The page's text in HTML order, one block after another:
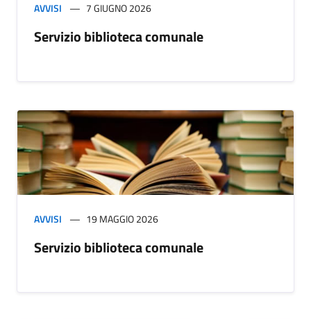
AVVISI 7 GIUGNO 2026
Servizio biblioteca comunale
AVVISI 19 MAGGIO 2026
Servizio biblioteca comunale